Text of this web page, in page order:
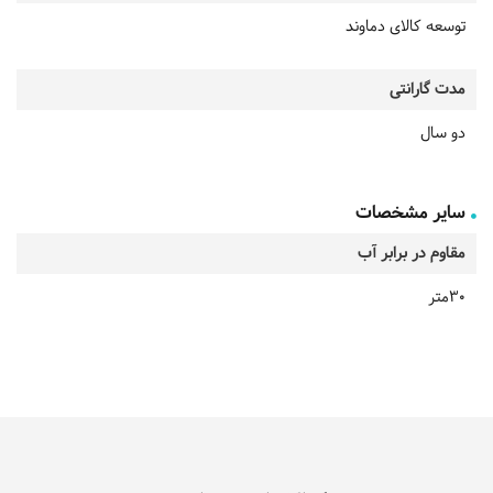
توسعه کالای دماوند
مدت گارانتی
دو سال
سایر مشخصات
مقاوم در برابر آب
30متر